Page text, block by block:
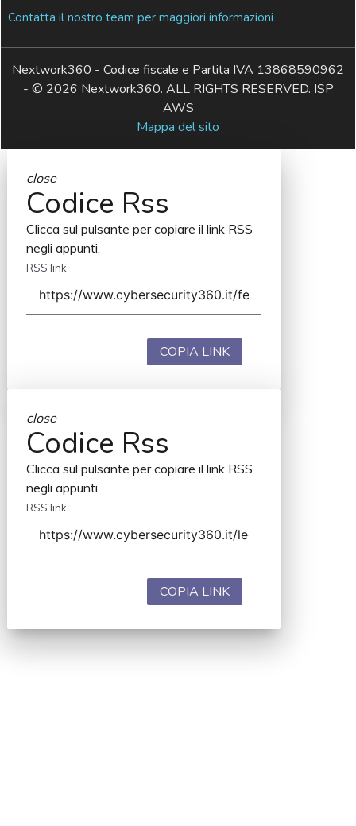
Contatta il nostro team per maggiori informazioni
Nextwork360 - Codice fiscale e Partita IVA 13868590962
- © 2026 Nextwork360. ALL RIGHTS RESERVED. ISP
AWS
Mappa del sito
close
Codice Rss
Clicca sul pulsante per copiare il link RSS
negli appunti.
RSS link
COPIA LINK
close
Codice Rss
Clicca sul pulsante per copiare il link RSS
negli appunti.
RSS link
COPIA LINK